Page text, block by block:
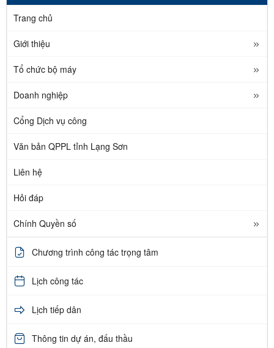
Trang chủ
Giới thiệu
Tổ chức bộ máy
Doanh nghiệp
Cổng Dịch vụ công
Văn bản QPPL tỉnh Lạng Sơn
Liên hệ
Hỏi đáp
Chính Quyền số
Chương trình công tác trọng tâm
Lịch công tác
Lịch tiếp dân
Thông tin dự án, đấu thầu